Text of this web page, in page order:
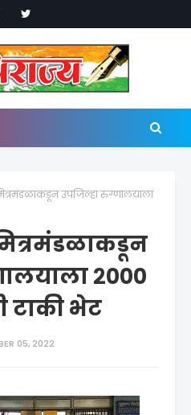
उपजिल्हा रुग्णालयाला
२०००
टाकी भेट
05, 2022